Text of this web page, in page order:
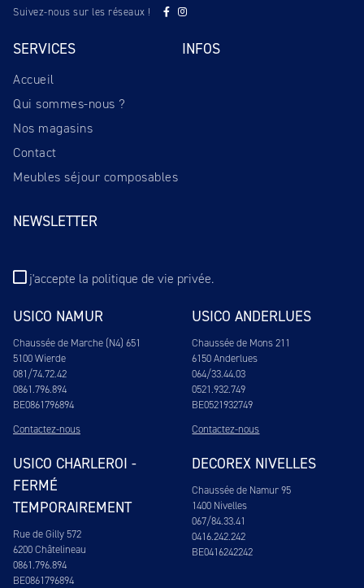
Suivez-nous sur les réseaux !
SERVICES
Accueil
Qui sommes-nous ?
Nos magasins
Contact
Meubles séjour composables
INFOS
NEWSLETTER
j'accepte la politique de vie privée.
USICO NAMUR
Chaussée de Marche (N4) 651
5100 Wierde
081/74.72.42
0861.796.894
BE0861796894
Contactez-nous
USICO ANDERLUES
Chaussée de Mons 211
6150 Anderlues
064/33.44.03
0521.932.749
BE0521932749
Contactez-nous
USICO CHARLEROI -
FERMÉ
TEMPORAIREMENT
Rue de Gilly 572
6200 Châtelineau
0861.796.894
BE0861796894
DECOREX NIVELLES
Chaussée de Namur 95
1400 Nivelles
067/84.33.41
0416.242.242
BE0416242242